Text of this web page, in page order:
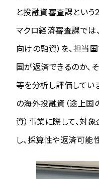
と投融資審査課という
マクロ経済審査課では
向けの融資）を、担当
国が返済できるのか、
等を分析し評価してい
の海外投融資（途上
資）事業に際して、対
し、採算性や返済可能